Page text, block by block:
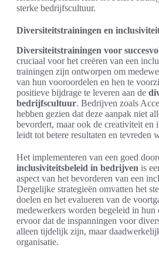
sterke bedrijfscultuur.
Diversiteitstrainingen en
Diversiteitstrainingen voor
cruciaal voor het creëren van een
trainingen zijn ontworpen om
van hun vooroordelen en hen te
positieve bijdrage te leveren aan de
bedrijfscultuur. Bedrijven zoals
hebben gezien dat deze aanpak niet
bevordert, maar ook de creativiteit en
leidt tot betere resultaten en tevreden
Het implementeren van een goed
inclusiviteitsbeleid in bedrijven is
aspect van het bevorderen van een
Dergelijke strategieën omvatten het
doelen en het evalueren van de
medewerkers worden begeleid in
ervoor dat de inspanningen voor
alleen tijdelijk zijn, maar
organisatie.